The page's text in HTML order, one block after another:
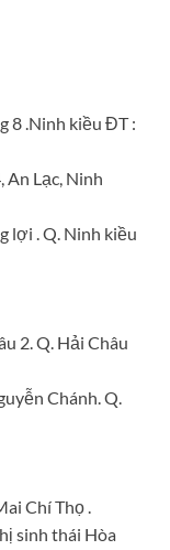
8 .Ninh kiều ĐT :
An Lạc, Ninh
lợi . Q. Ninh kiều
2. Q. Hải Châu
Chánh. Q.
Chí Thọ .
sinh thái Hòa